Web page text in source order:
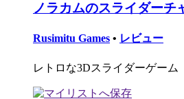
ノラカムのスライダーチ
Rusimitu Games • レビュー
レトロな3Dスライダーゲーム